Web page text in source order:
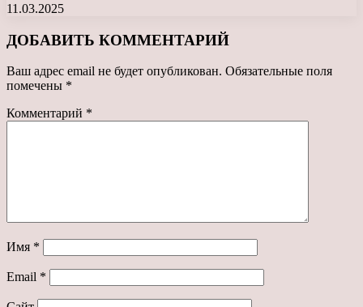
11.03.2025
ДОБАВИТЬ КОММЕНТАРИЙ
Ваш адрес email не будет опубликован. Обязательные поля
помечены *
Комментарий *
Имя *
Email *